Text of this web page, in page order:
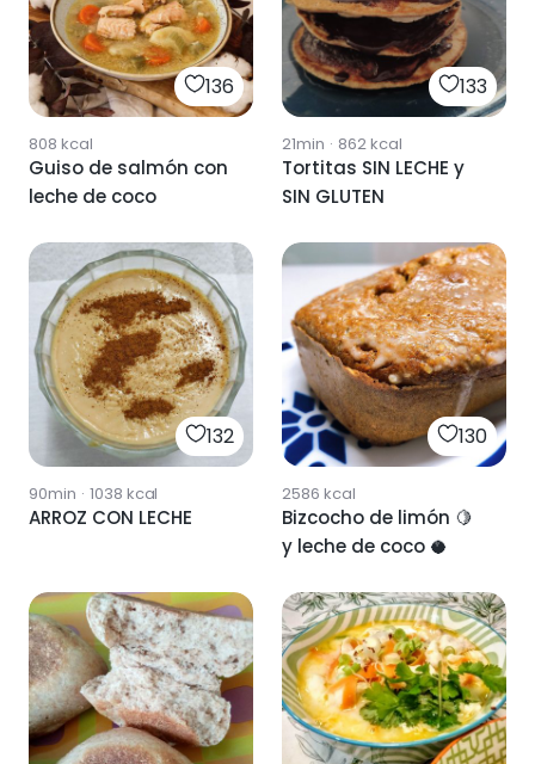
136
808 kcal
Guiso de salmón con
leche de coco
133
21min · 862kcal
Tortitas SIN LECHE y
SIN GLUTEN
132
90min · 1038 kcal
ARROZ CON LECHE
130
2586 kcal
Bizcocho de limón 🍋
y leche de coco 🥥